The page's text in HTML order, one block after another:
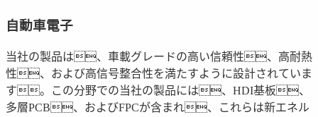
自動車電子
当社の製品は、車載グレードの高い信頼性、高耐熱
性、および高信号整合性を満たすように設計されていま
す。この分野での当社の製品には、HDI基板、
多層PCB、およびFPCが含まれ、これらは新エネル